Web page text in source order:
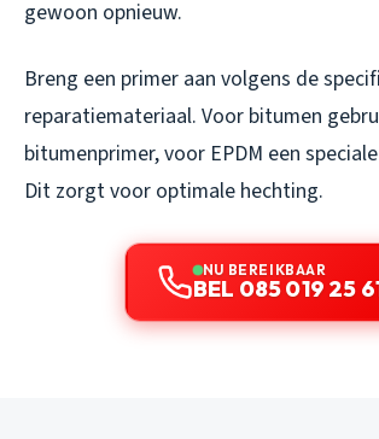
gewoon opnieuw.
Breng een primer aan volgens de
reparatiemateriaal. Voor bitumen
bitumenprimer, voor EPDM een
Dit zorgt voor optimale hechting.
NU BEREIKBAAR
BEL 085 019 25